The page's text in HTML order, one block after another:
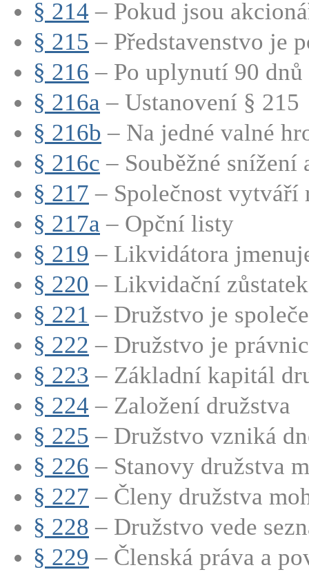
§ 214 – Pokud jsou
§ 215 – Představenstvo je
§ 216 – Po uplynutí 90
§ 216a – Ustanovení § 215
§ 216b – Na jedné valné
§ 216c – Souběžné snížení
§ 217 – Společnost vytváří
§ 217a – Opční listy
§ 219 – Likvidátora
§ 220 – Likvidační
§ 221 – Družstvo je
§ 222 – Družstvo je
§ 223 – Základní kapitál
§ 224 – Založení družstva
§ 225 – Družstvo vzniká
§ 226 – Stanovy družstva
§ 227 – Členy družstva
§ 228 – Družstvo vede
§ 229 – Členská práva a